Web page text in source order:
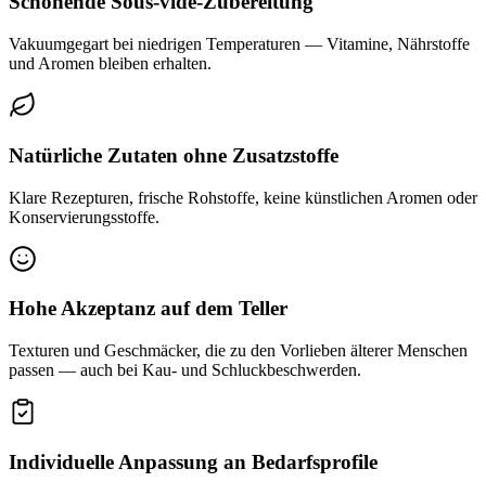
Vakuumgegart bei niedrigen Temperaturen — Vitamine, Nährstoffe
und Aromen bleiben erhalten.
Natürliche Zutaten ohne Zusatzstoffe
Klare Rezepturen, frische Rohstoffe, keine künstlichen Aromen oder
Konservierungsstoffe.
Hohe Akzeptanz auf dem Teller
Texturen und Geschmäcker, die zu den Vorlieben älterer Menschen
passen — auch bei Kau- und Schluckbeschwerden.
Individuelle Anpassung an Bedarfsprofile